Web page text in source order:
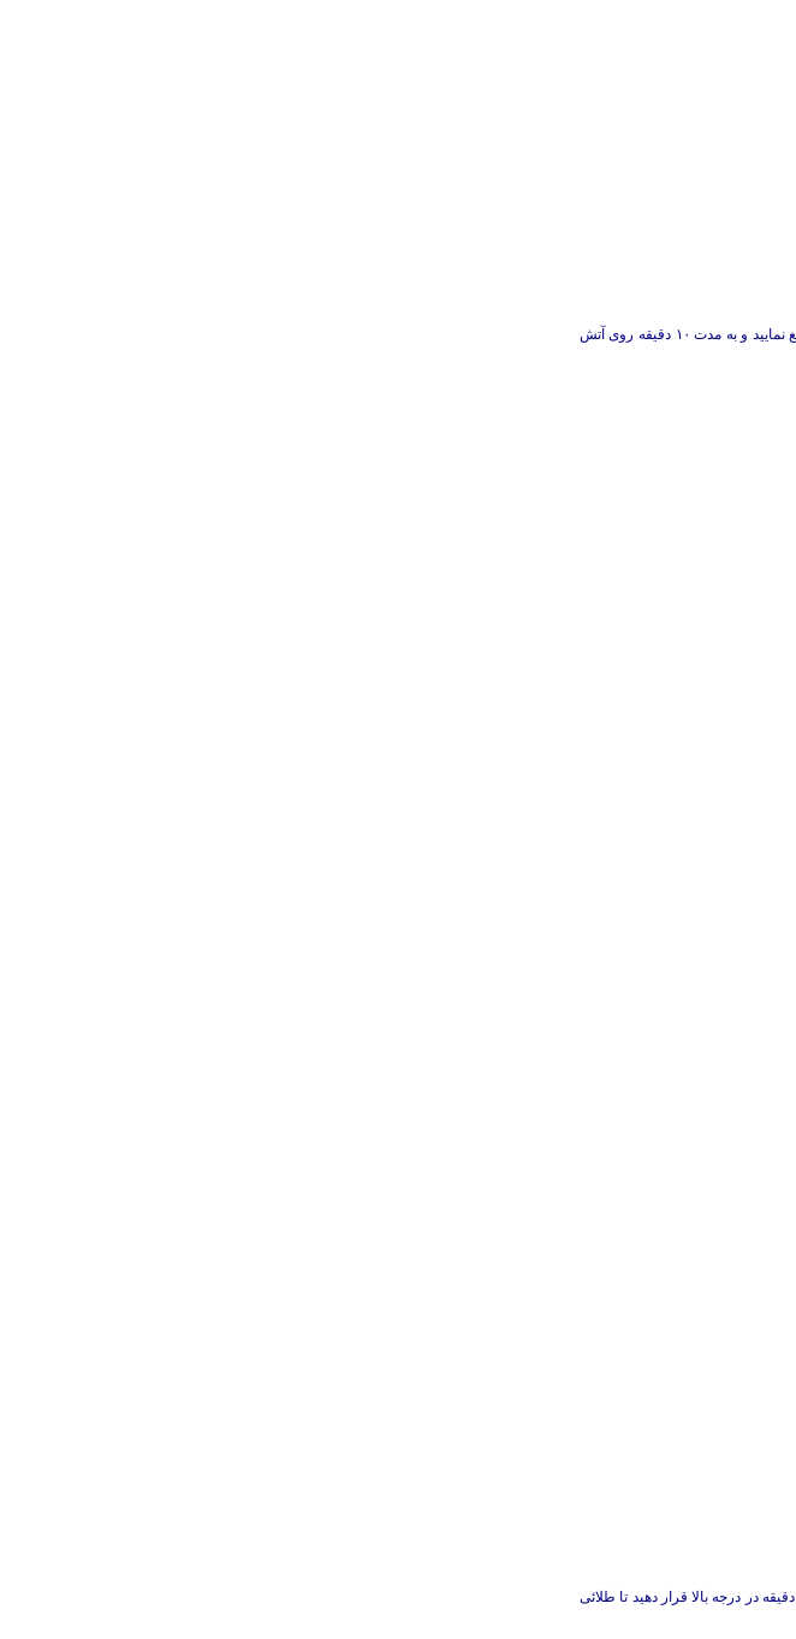
مقداری قارچ را با چند دانه پياز خرد شده در مقداری آب گوشت بپزيد و له کنيد، سپس دو زرده تخم مرغ را بزنيد و داخل مايع نماييد و به مدت ۱۰ دقيقه روی آتش
تابالای ظرف ادامه دهید سپس روی ظرف را با خمیر نان بپوشانید و تخم مرغ زده شده را روی آن بمالید و در فر به مدت ۱۵ دقیقه در درجه بالا قرار دهید تا طلائی